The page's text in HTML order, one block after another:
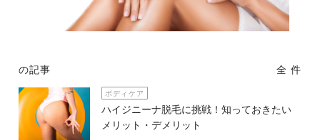
の記事 全 件
ボディケア
ハイジニーナ脱毛に挑戦！知っておきたい
メリット・デメリット